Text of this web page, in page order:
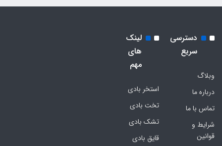
دسترسی
سریع
وبلاگ
درباره ما
تماس با ما
شرایط و
قوانین
لینک
های
مهم
استخر بادی
تخت بادی
تشک بادی
قایق بادی